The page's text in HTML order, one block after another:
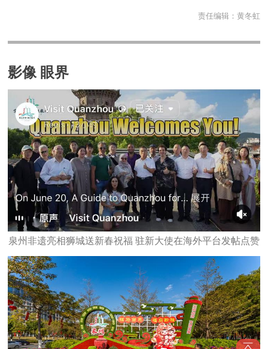
责任编辑： 黄冬虹
影像 眼界
泉州非遗亮相狮城送新春祝福 驻新大使在海外平台发帖点赞